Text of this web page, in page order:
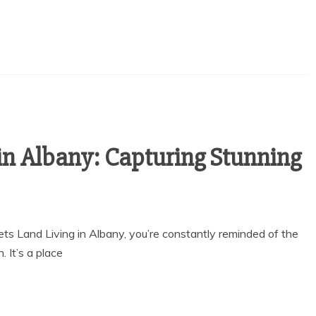
Albany: Capturing Stunning
Land Living in Albany, you’re constantly reminded of the
It’s a place